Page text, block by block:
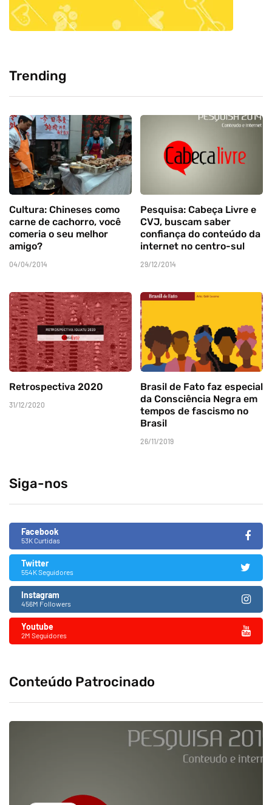
Trending
Cultura: Chineses como
carne de cachorro, você
comeria o seu melhor
amigo?
04/04/2014
Pesquisa: Cabeça Livre e
CVJ, buscam saber
confiança do conteúdo da
internet no centro-sul
29/12/2014
Retrospectiva 2020
31/12/2020
Brasil de Fato faz especial
da Consciência Negra em
tempos de fascismo no
Brasil
26/11/2019
Siga-nos
Facebook
53K Curtidas
Twitter
554K Seguidores
Instagram
456M Followers
Youtube
2M Seguidores
Conteúdo Patrocinado